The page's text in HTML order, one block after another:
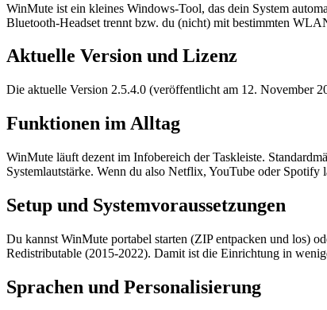
WinMute ist ein kleines Windows-Tool, das dein System
Bluetooth-Headset trennt bzw. du (nicht) mit bestimmten
Aktuelle Version und Lizenz
Die aktuelle Version 2.5.4.0 (veröffentlicht am 12. November
Funktionen im Alltag
WinMute läuft dezent im Infobereich der Taskleiste.
Systemlautstärke. Wenn du also Netflix, YouTube oder Spotify
Setup und Systemvoraussetzungen
Du kannst WinMute portabel starten (ZIP entpacken und los)
Redistributable (2015-2022). Damit ist die Einrichtung in
Sprachen und Personalisierung